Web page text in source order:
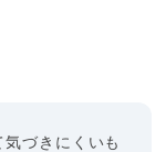
づきにくいも